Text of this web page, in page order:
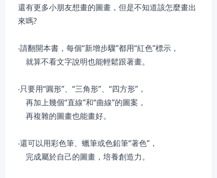
還有更多小朋友想畫的圖畫，但是不知道該怎麼畫出
來嗎?
‧請翻開本書，每個“新增步驟”都用“紅色”標示，
就算不看文字說明也能輕鬆跟著畫。
‧只要用“圓形”、“三角形”、“四方形”，
再加上幾個“直線”和“曲線”的圖案，
再複雜的圖畫也能畫好。
‧還可以用彩色筆、蠟筆或色鉛筆“著色”，
完成屬於自己的圖畫，培養創造力。